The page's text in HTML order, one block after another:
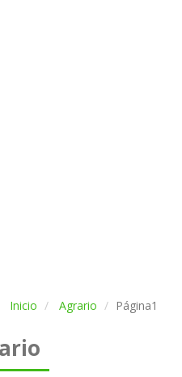
Inicio Agrario Página1